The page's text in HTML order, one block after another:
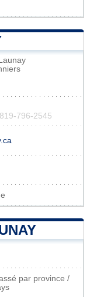
796-2545
par province /